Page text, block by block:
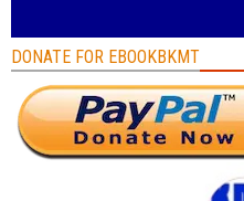
DONATE FOR EBOOKBKMT